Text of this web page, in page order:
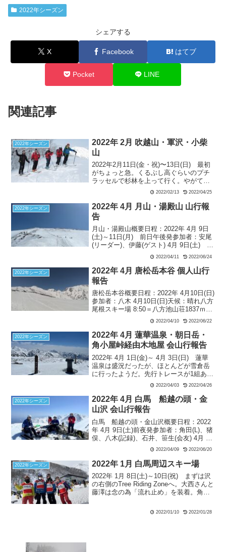
2022年シーズン
シェアする
X Facebook はてブ
Pocket LINE
関連記事
2022年シーズン
2022年 2月 吹越山・軍沢・小柴
山
2022年2月11日(金・祝)〜13日(日) 最初
がちょっと急。くるぶし高ぐらいのプチ
ラッセルで杉林を上って行く。やがて樹
林はブナに変わり、木々の間から青空も
900mぐらいからやや緩やかになり、プチ
雪庇を超え1035PKに到着。
2022/02/13 2022/04/25
2022年シーズン
2022年 4月 月山・湯殿山 山行報
告
月山・湯殿山概要日程：2022年 4月 9日
(土)～11日(月) 前日午後発参加者：安尾
(リーダー)、伊藤(ゲスト) 4月 9日(土) 湯
殿山天候：快晴姥沢駐車場9:10…石跳川
1000m地点9:40…湯殿山東南尾根…湯殿
山山頂11:30～...
2022/04/11 2022/06/24
2022年シーズン
2022年 4月 唐松岳本谷 個人山行
報告
唐松岳本谷概要日程：2022年 4月10日(日)
参加者：八木 4月10日(日)天候：晴れ八方
尾根スキー場 8:50＝八方池山荘1837ｍ
9:30…丸山2433ｍ11:15…唐松岳頂上山荘
2618ｍ12:25…本谷エントリーポイント
2660...
2022/04/10 2022/06/22
2022年シーズン
2022年 4月 蓮華温泉・朝日岳・
角小屋峠経由木地屋 会山行報告
2022年 4月 1日(金)～ 4月 3日(日) 蓮華
温泉は盛況だったが、ほとんどが雪倉岳
に行ったようだ。先行トレースが1組あっ
て、てっきり私はそのパーティも朝日岳
にいくものだと思って、トレースを辿っ
てしまった。途中後続のメンバーから無
線が入り、「彼らはどうやら赤男山に向
かっているのでは」と言われ、その時に
GPSで確認をしてルートが間違っていた
ことに気付く。そしてすぐ右にルートを
修正して、本来のルートに戻り、吹上の
2022/04/03 2022/04/26
2022年シーズン
2022年 4月 白馬 船越の頭・金
山沢 会山行報告
白馬 船越の頭・金山沢概要日程：2022
年 4月 9日(土)前夜発参加者：角田(L)、猪
俣、八木(記録)、石井、笹生(会友) 4月 9
日(土)天候：晴れ栂池高原スキー場 8:50
2612m13:2...
2022/04/09 2022/06/20
2022年シーズン 2022年 1月 白馬周辺スキー場
2022年 1月 8日(土)～10日(祝) まずは沢
の右側のTree Riding Zoneへ。大西さんと
藤澤は念の為「流れ止め」を装着。角田
にはあまり荒らされておらずそこそこの
2022/01/10 2022/01/28